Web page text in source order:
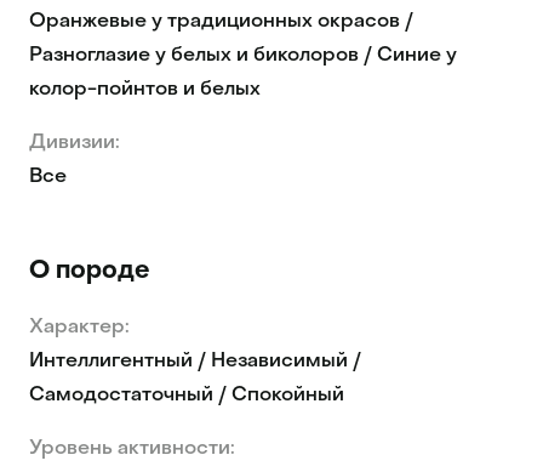
Оранжевые у традиционных окрасов /
Разноглазие у белых и биколоров / Синие у
колор-пойнтов и белых
Дивизии:
Все
О породе
Характер:
Интеллигентный / Независимый /
Самодостаточный / Спокойный
Уровень активности: